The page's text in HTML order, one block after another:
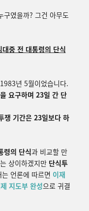
구였을까? 그건 아무도
중 전 대통령의 단식
년 5월이었습니다.
요구하며 23일 간 단
쟁 기간은 23일보다 하
령의 단식과 비교할 만
상이하겠지만 단식투
언론에 따르면 이재
지도부 완성으로 귀결